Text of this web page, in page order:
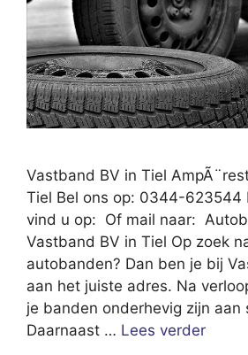
Vastband BV in Tiel
Tiel Bel ons op: 0344-623544
vind u op: Of mail naar:
Vastband BV in Tiel Op zoek
autobanden? Dan ben je bij
aan het juiste adres. Na
je banden onderhevig zijn aan
Daarnaast … Lees verder